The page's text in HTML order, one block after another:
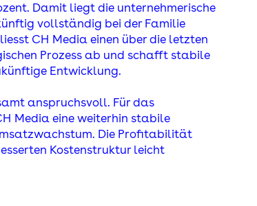
Damit liegt die unternehmerische
vollständig bei der Familie
CH Media einen über die letzten
Prozess ab und schafft stabile
Entwicklung.
anspruchsvoll. Für das
H Media eine weiterhin stabile
Die Profitabilität
Kostenstruktur leicht